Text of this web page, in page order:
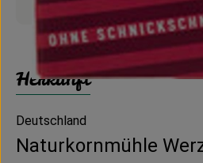
Herkunft
Deutschland
Naturkornmühle